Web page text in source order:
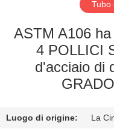
FABBRICA
CONTROLLO
Tubo
ASTM A106
4 POLLICI
d'acciaio di
Luogo di origine: La